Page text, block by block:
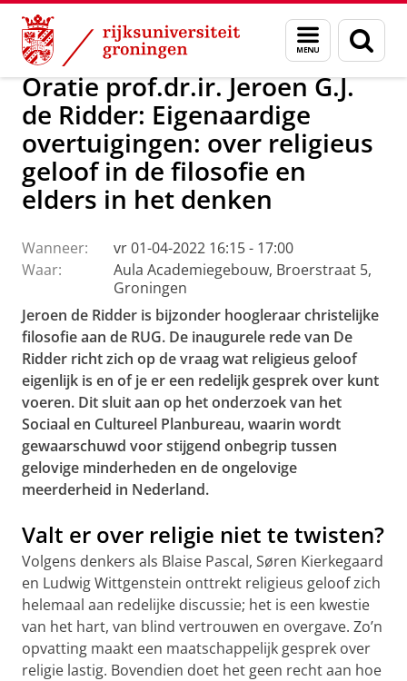
Skip
Content
Skip
Navigation
Menu
en
zoeken
Over ons Actueel Evenementen Oraties
Oratie prof.dr.ir. Jeroen G.J.
de Ridder: Eigenaardige
overtuigingen: over religieus
geloof in de filosofie en
elders in het denken
Wanneer:
vr 01-04-2022 16:15 - 17:00
Waar:
Aula Academiegebouw, Broerstraat 5,
Groningen
Jeroen de Ridder is bijzonder hoogleraar christelijke
filosofie aan de RUG. De inaugurele rede van De
Ridder richt zich op de vraag wat religieus geloof
eigenlijk is en of je er een redelijk gesprek over kunt
voeren. Dit sluit aan op het onderzoek van het
Sociaal en Cultureel Planbureau, waarin wordt
gewaarschuwd voor stijgend onbegrip tussen
gelovige minderheden en de ongelovige
meerderheid in Nederland.
Valt er over religie niet te twisten?
Volgens denkers als Blaise Pascal, Søren Kierkegaard
en Ludwig Wittgenstein onttrekt religieus geloof zich
helemaal aan redelijke discussie; het is een kwestie
van het hart, van blind vertrouwen en overgave. Zo’n
opvatting maakt een maatschappelijk gesprek over
religie lastig. Bovendien doet het geen recht aan hoe